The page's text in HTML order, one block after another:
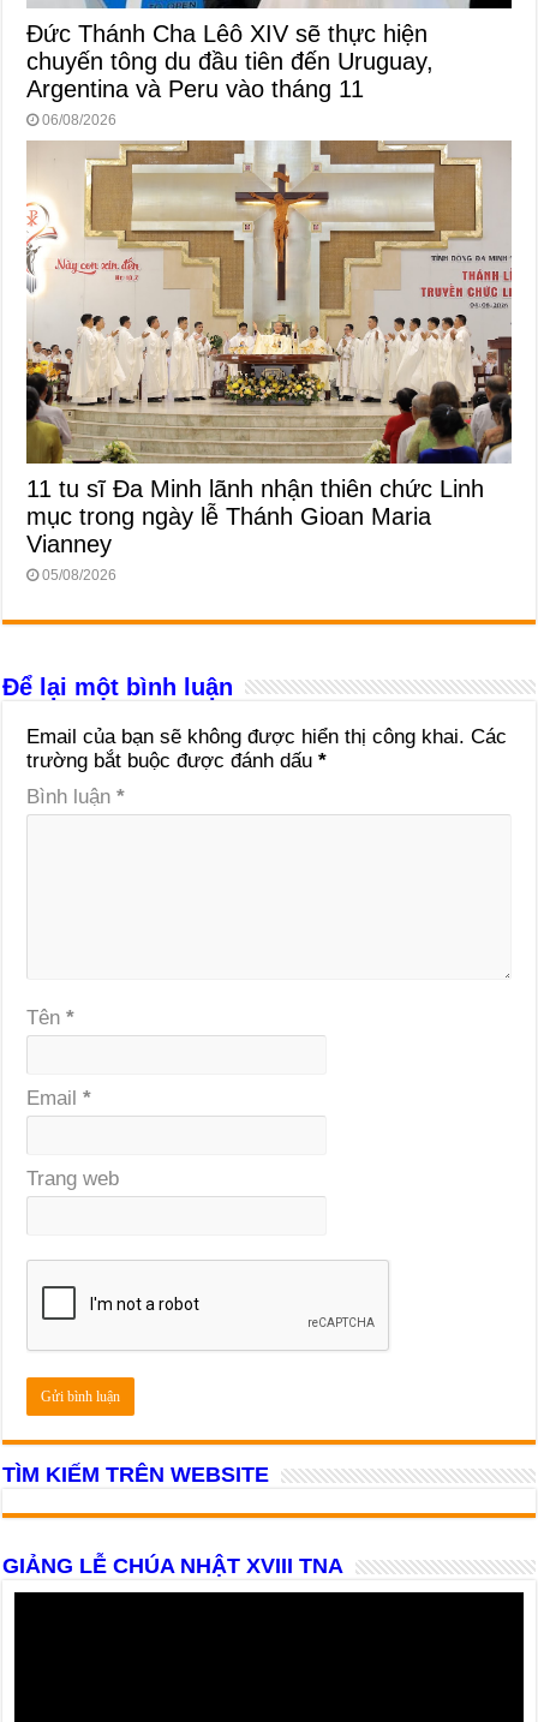
Đức Thánh Cha Lêô XIV sẽ thực hiện
chuyến tông du đầu tiên đến Uruguay,
Argentina và Peru vào tháng 11
06/08/2026
11 tu sĩ Đa Minh lãnh nhận thiên chức Linh
mục trong ngày lễ Thánh Gioan Maria
Vianney
05/08/2026
Để lại một bình luận
Email của bạn sẽ không được hiển thị công khai. Các
trường bắt buộc được đánh dấu*
Bình luận*
Tên*
Email*
Trang web
TÌM KIẾM TRÊN WEBSITE
GIẢNG LỄ CHÚA NHẬT XVIII TNA